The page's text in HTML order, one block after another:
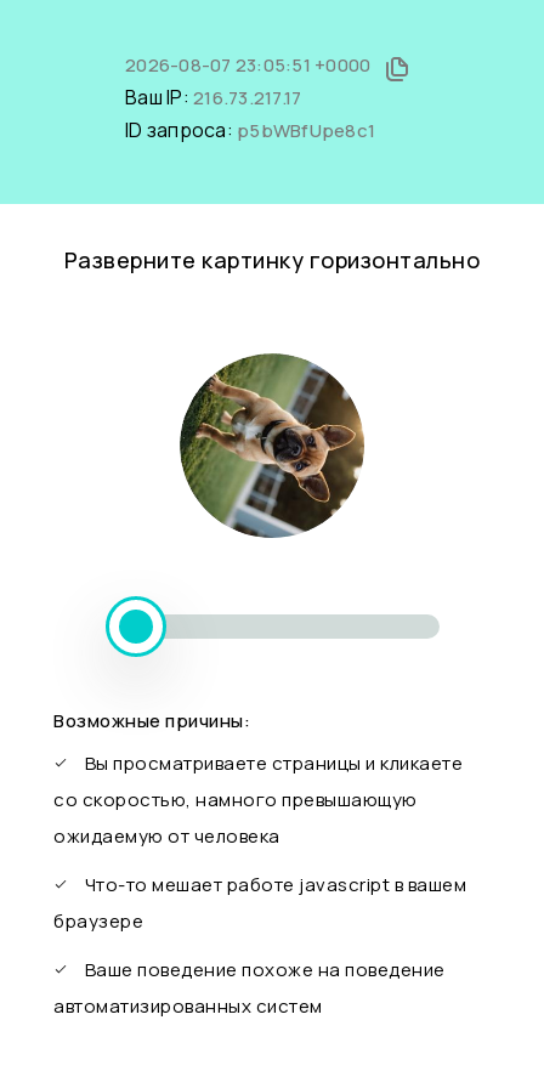
2026-08-07 23:05:51 +0000
Ваш IP: 216.73.217.17
ID запроса: p5bWBfUpe8c1
Разверните картинку горизонтально
Возможные причины:
Вы просматриваете страницы и кликаете
со скоростью, намного превышающую
ожидаемую от человека
Что-то мешает работе javascript в вашем
браузере
Ваше поведение похоже на поведение
автоматизированных систем